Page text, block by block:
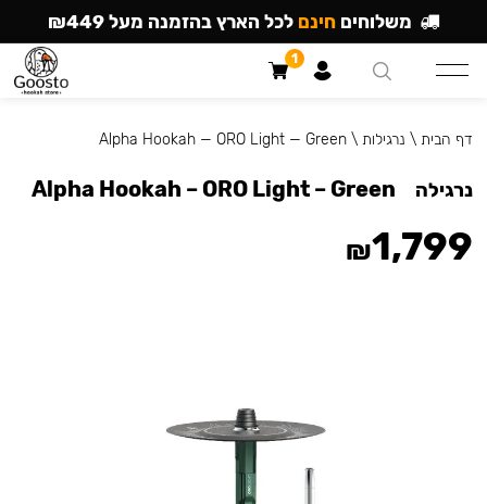
דף הבית \ נרגילות \
Alpha Hookah — ORO Light — Green
נרגילה Alpha Hookah – ORO Light – Green
₪1,799
משלוחים חינם לכל הארץ בהזמנה מעל ₪449
1